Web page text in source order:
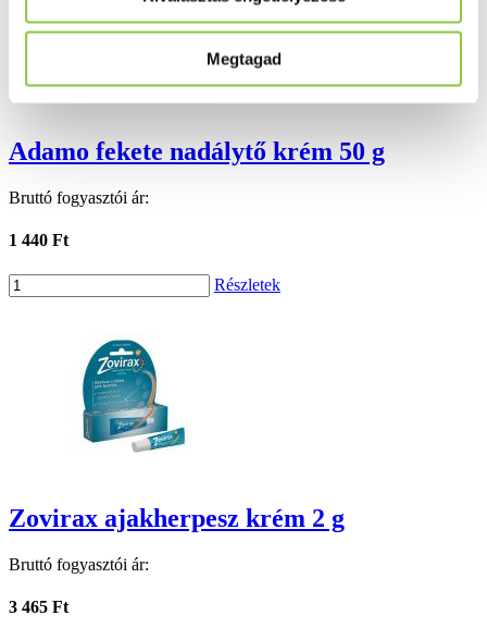
Megtagad
Adamo fekete nadálytő krém 50 g
Bruttó fogyasztói ár:
1 440 Ft
Részletek
Zovirax ajakherpesz krém 2 g
Bruttó fogyasztói ár:
3 465 Ft